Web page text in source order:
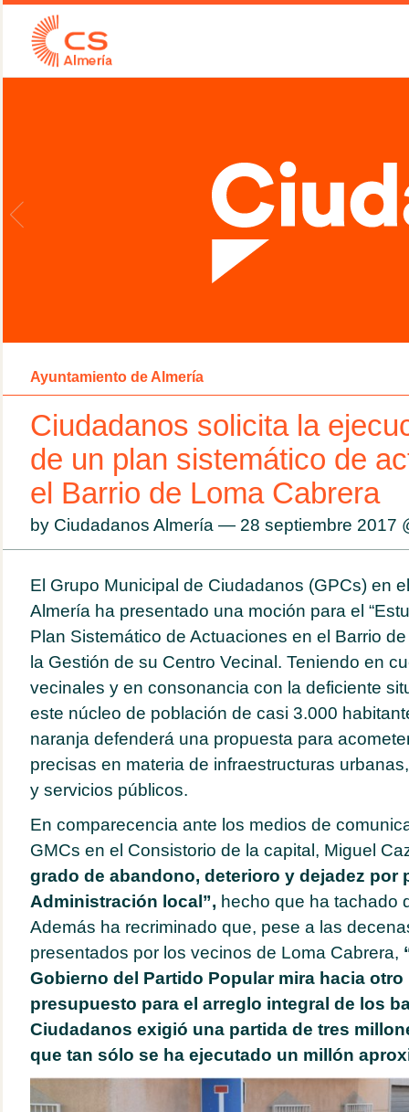
Ayuntamiento de Almería
Ciudadanos solicita la
de un plan sistemático de
el Barrio de Loma Cabrera
by Ciudadanos Almería — 28 septiembre 2017
El Grupo Municipal de Ciudadanos (GPCs) en
Almería ha presentado una moción para el
Plan Sistemático de Actuaciones en el Barrio
la Gestión de su Centro Vecinal. Teniendo en
vecinales y en consonancia con la deficiente
este núcleo de población de casi 3.000
naranja defenderá una propuesta para
precisas en materia de infraestructuras
y servicios públicos.
En comparecencia ante los medios de
GMCs en el Consistorio de la capital, Miguel
grado de abandono, deterioro y dejadez por
Administración local”, hecho que ha tachado
Además ha recriminado que, pese a las
presentados por los vecinos de Loma Cabrera,
Gobierno del Partido Popular mira hacia
presupuesto para el arreglo integral de los
Ciudadanos exigió una partida de tres
que tan sólo se ha ejecutado un millón